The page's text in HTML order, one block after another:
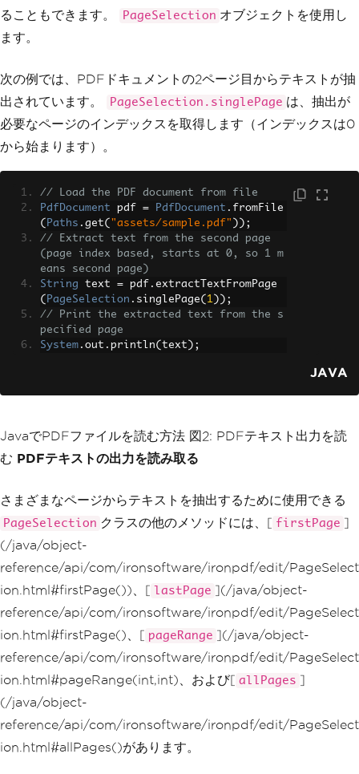
ることもできます。
PageSelection オブジェクトを使用し
ます。
次の例では、PDFドキュメントの2ページ目からテキストが抽
出されています。
PageSelection.singlePage は、抽出が
必要なページのインデックスを取得します（インデックスは0
から始まります）。
// Load the PDF document from file
PdfDocument pdf = PdfDocument . fromFile
( Paths . get( "assets/sample.pdf" ));
// Extract text from the second page
(page index based, starts at 0, so 1 m
eans second page)
String text = pdf . extractTextFromPage
( PageSelection . singlePage( 1 ));
// Print the extracted text from the s
pecified page
System . out . println( text );
JAVA
JavaでPDFファイルを読む方法 図2: PDFテキスト出力を読
む PDFテキストの出力を読み取る
さまざまなページからテキストを抽出するために使用できる
PageSelection クラスの他のメソッドには、[ firstPage ]
(/java/object-
reference/api/com/ironsoftware/ironpdf/edit/PageSelect
ion.html#firstPage())、[
lastPage ](/java/object-
reference/api/com/ironsoftware/ironpdf/edit/PageSelect
ion.html#firstPage()、[ pageRange ](/java/object-
reference/api/com/ironsoftware/ironpdf/edit/PageSelect
ion.html#pageRange(int,int)、および[ allPages ]
(/java/object-
reference/api/com/ironsoftware/ironpdf/edit/PageSelect
ion.html#allPages()があります。